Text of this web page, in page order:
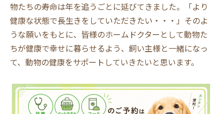
物たちの寿命は年を追うごとに延びてきました。「より
健康な状態で長生きをしていただきたい・・・」そのよ
うな願いをもとに、皆様のホームドクターとして動物た
ちが健康で幸せに暮らせるよう、飼い主様と一緒になっ
て、動物の健康をサポートしていきたいと思います。